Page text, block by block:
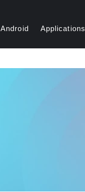
Android Applications